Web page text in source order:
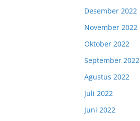
Desember 2022
November 2022
Oktober 2022
September 2022
Agustus 2022
Juli 2022
Juni 2022